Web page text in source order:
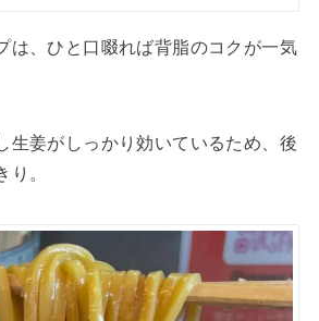
は、ひと口啜れば背脂のコクが一気
生姜がしっかり効いているため、後
り。